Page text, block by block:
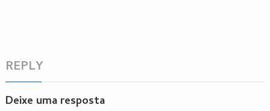
REPLY
Deixe uma resposta